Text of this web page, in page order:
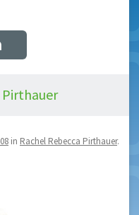
Pirthauer
in Rachel Rebecca Pirthauer.